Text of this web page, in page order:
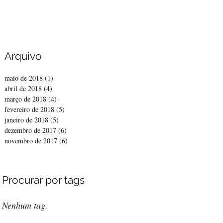
Arquivo
maio de 2018 (1)
abril de 2018 (4)
março de 2018 (4)
fevereiro de 2018 (5)
janeiro de 2018 (5)
dezembro de 2017 (6)
novembro de 2017 (6)
Procurar por tags
Nenhum tag.